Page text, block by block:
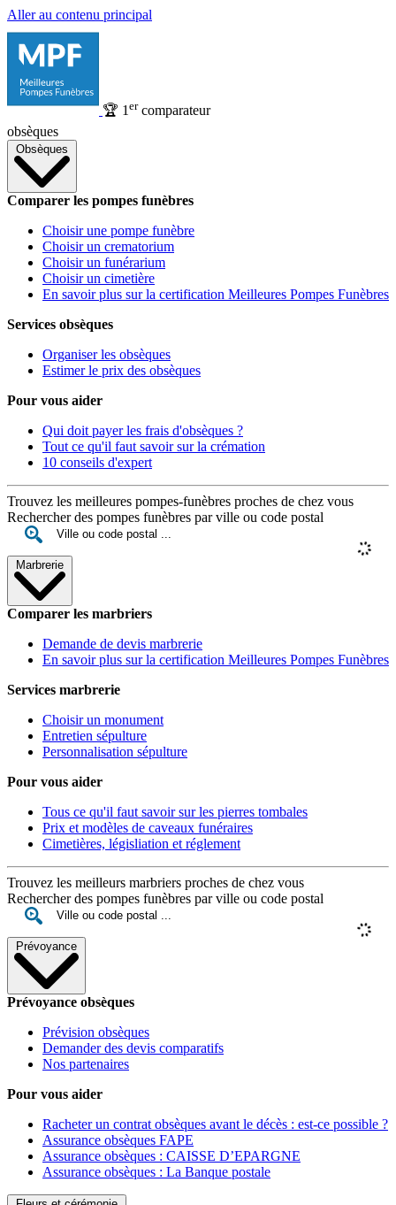
Aller au contenu principal
🏆 1 ercomparateur
obsèques
Obsèques
Comparer les pompes funèbres
Choisir une pompe funèbre
Choisir un crematorium
Choisir un funérarium
Choisir un cimetière
En savoir plus sur la certification Meilleures Pompes Funèbres
Services obsèques
Organiser les obsèques
Estimer le prix des obsèques
Pour vous aider
Qui doit payer les frais d'obsèques ?
Tout ce qu'il faut savoir sur la crémation
10 conseils d'expert
Trouvez les meilleures pompes-funèbres proches de chez vous
Rechercher des pompes funèbres par ville ou code postal
Marbrerie
Comparer les marbriers
Demande de devis marbrerie
En savoir plus sur la certification Meilleures Pompes Funèbres
Services marbrerie
Choisir un monument
Entretien sépulture
Personnalisation sépulture
Pour vous aider
Tous ce qu'il faut savoir sur les pierres tombales
Prix et modèles de caveaux funéraires
Cimetières, législiation et réglement
Trouvez les meilleurs marbriers proches de chez vous
Rechercher des pompes funèbres par ville ou code postal
Prévoyance
Prévoyance obsèques
Prévision obsèques
Demander des devis comparatifs
Nos partenaires
Pour vous aider
Racheter un contrat obsèques avant le décès : est-ce possible ?
Assurance obsèques FAPE
Assurance obsèques : CAISSE D’EPARGNE
Assurance obsèques : La Banque postale